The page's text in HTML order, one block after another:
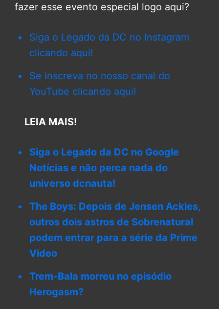
fazer esse evento especial logo aqui?
Siga o Legado da DC no Instagram
clicando aqui!
Se inscreva no nosso canal do
YouTube clicando aqui!
LEIA MAIS!
Siga o Legado da DC no Google
Notícias e não perca nada do
universo dcnauta!
The Boys: Depois de Jensen Ackles,
outros dois astros de Sobrenatural
podem entrar para a série da Prime
Video
Trem-Bala morreu no episódio
Herogasm?